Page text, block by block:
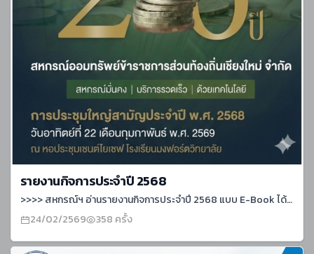
รายงานกิจการประจำปี 2568
>>>> สหกรณ์ฯ อ่านรายงานกิจการประจำปี 2568 แบบ E-Book ได้ที่ลิงค์นี้ค่ะ รายงานกิจการสหกรณ์ประจำปี 2568 . >>>> สมาคมฌาปนกิจสงเคราะห์ข้าราชการส่วนท้องถิ่นเชียงใหม่ แบบ E-Book ได้ที่ลิงค์นี้ค่ะ เอกสารประกอบการประชุมใหญ่สมาคม ประจำปี 2568
24/02/2569
358 ครั้ง